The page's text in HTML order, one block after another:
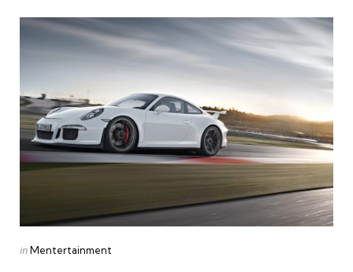
Categories
Posted
inMentertainment